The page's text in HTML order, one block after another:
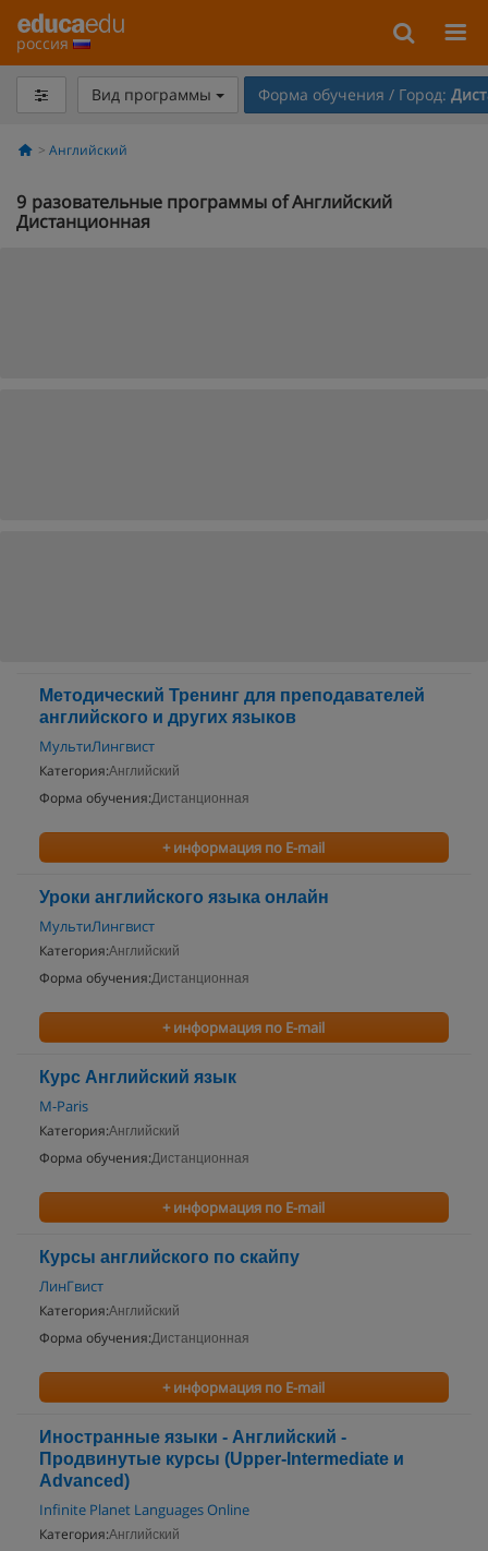
россия
Вид программы Форма обучения / Город:
Английский
9 разовательные программы of Английский
Дистанционная
Методический Тренинг для преподавателей
английского и других языков
МультиЛингвист
Категория:Английский
Форма обучения:Дистанционная
+ информация по E-mail
Уроки английского языка онлайн
МультиЛингвист
Категория:Английский
Форма обучения:Дистанционная
+ информация по E-mail
Курс Английский язык
М-Paris
Категория:Английский
Форма обучения:Дистанционная
+ информация по E-mail
Курсы английского по скайпу
ЛинГвист
Категория:Английский
Форма обучения:Дистанционная
+ информация по E-mail
Иностранные языки - Английский -
Продвинутые курсы (Upper-Intermediate и
Advanced)
Infinite Planet Languages Online
Категория:Английский